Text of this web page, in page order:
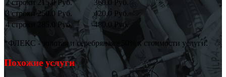
2 строки 215.0 Руб.
360.0 Руб.
3 строки
250.0 Руб.
420.0 Руб.
4 строки
285.0 Руб. 480.0 Руб.
*ФЛЕКС - золотая и серебряная +50% к стоимости услуги.
Похожие услуги